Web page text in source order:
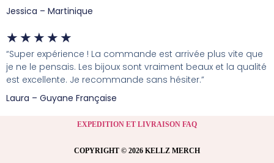
Jessica – Martinique
★ ★ ★ ★ ★
“Super expérience ! La commande est arrivée plus vite que
je ne le pensais. Les bijoux sont vraiment beaux et la qualité
est excellente. Je recommande sans hésiter.”
Laura – Guyane Française
EXPEDITION ET LIVRAISON FAQ
COPYRIGHT © 2026 KELLZ MERCH